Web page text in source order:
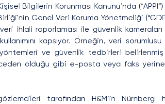
Bilgilerin Korunması Kanunu’nda
Genel Veri Koruma Yönetmeliği
ihlali raporlaması ile güvenlik
kapsıyor. Örneğin, veri
ve güvenlik tedbirleri belirlenmiş
olduğu gibi e-posta veya faks yerine
tarafından H&M’in Nürnberg